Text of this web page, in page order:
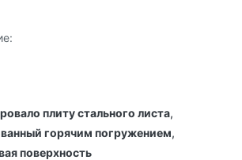
плиту стального листа,
горячим погружением,
поверхность